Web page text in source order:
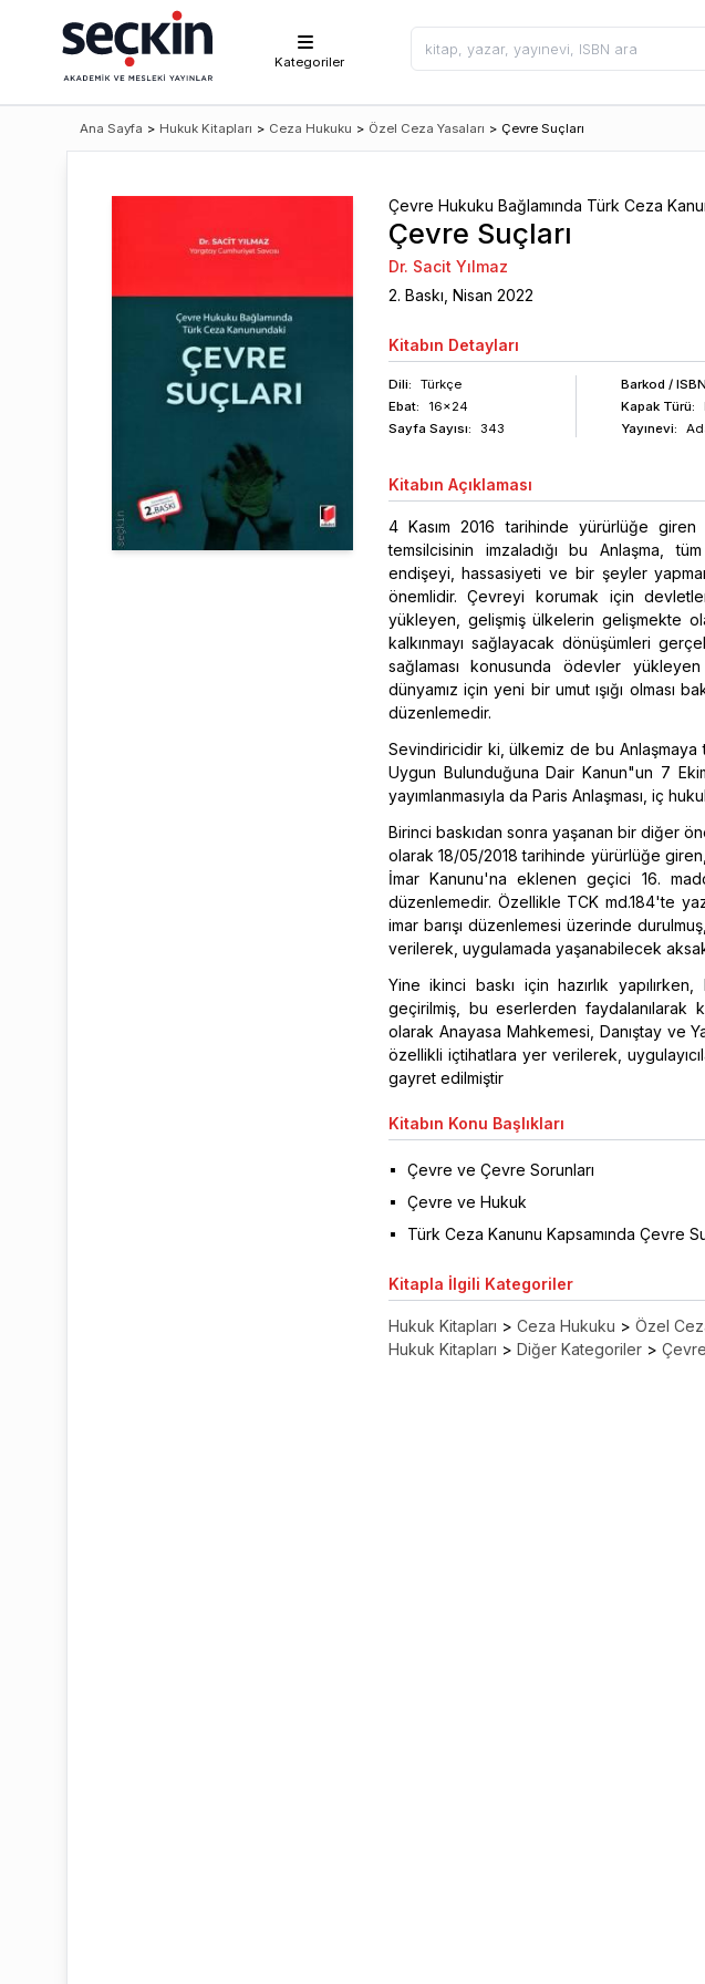
Kategoriler
Ana Sayfa > Hukuk Kitapları > Ceza Hukuku > Özel Ceza Yasaları > Çevre Suçları
Çevre Hukuku Bağlamında Türk Ceza
Çevre Suçları
Dr. Sacit Yılmaz
2. Baskı, Nisan 2022
Kitabın Detayları
Dili:
Türkçe
Ebat:
16x24
Sayfa Sayısı: 343
Barkod / ISBN
Kapak Türü:
Yayınevi:
Kitabın Açıklaması
4 Kasım 2016 tarihinde yürürlüğe
temsilcisinin imzaladığı bu Anlaşma,
endişeyi, hassasiyeti ve bir şeyler
önemlidir. Çevreyi korumak için
yükleyen, gelişmiş ülkelerin gelişmekte
kalkınmayı sağlayacak dönüşümleri
sağlaması konusunda ödevler
dünyamız için yeni bir umut ışığı olması
düzenlemedir.
Sevindiricidir ki, ülkemiz de bu Anlaşmaya
Uygun Bulunduğuna Dair Kanun"un 7
yayımlanmasıyla da Paris Anlaşması, iç
Birinci baskıdan sonra yaşanan bir diğer
olarak 18/05/2018 tarihinde yürürlüğe giren,
İmar Kanunu'na eklenen geçici 16.
düzenlemedir. Özellikle TCK md.184'te
imar barışı düzenlemesi üzerinde
verilerek, uygulamada yaşanabilecek
Yine ikinci baskı için hazırlık
geçirilmiş, bu eserlerden faydalanılarak
olarak Anayasa Mahkemesi, Danıştay ve
özellikli içtihatlara yer verilerek,
gayret edilmiştir
Kitabın Konu Başlıkları
Çevre ve Çevre Sorunları
Çevre ve Hukuk
Türk Ceza Kanunu Kapsamında Çevre
Kitapla İlgili Kategoriler
Hukuk Kitapları > Ceza Hukuku > Özel
Hukuk Kitapları > Diğer Kategoriler >